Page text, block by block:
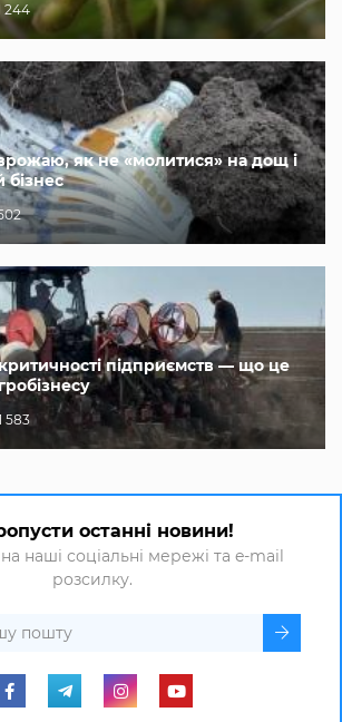
244
як не «молитися» на дощ і
бізнес
критичності підприємств — що це
583
останні новини!
наші соціальні мережі та e-mail
розсилку.